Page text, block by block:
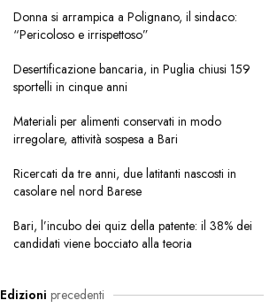
Donna si arrampica a Polignano, il sindaco:
“Pericoloso e irrispettoso”
Desertificazione bancaria, in Puglia chiusi 159
sportelli in cinque anni
Materiali per alimenti conservati in modo
irregolare, attività sospesa a Bari
Ricercati da tre anni, due latitanti nascosti in
casolare nel nord Barese
Bari, l’incubo dei quiz della patente: il 38% dei
candidati viene bocciato alla teoria
Edizioni precedenti